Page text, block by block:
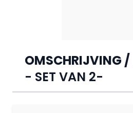
OMSCHRIJVING /
- SET VAN 2-